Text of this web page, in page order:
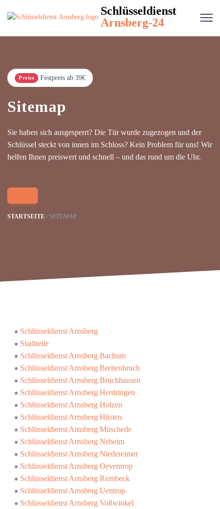
Schlüsseldienst
Arnsberg-24
Preise Festpreis ab 39€
Sitemap
Sie haben sich ausgesperrt? Die Tür wurde zugezogen und der
Schlüssel steckt von innen im Schloss? Kein Problem für uns! Wir
helfen Ihnen preiswert und schnell – und das rund um die Uhr.
STARTSEITE SITEMAP
Schlüsseldienst Arnsberg
Stadtteile
Schlüsseldienst Arnsberg Bachum
Schlüsseldienst Arnsberg Breitenbruch
Schlüsseldienst Arnsberg Bruchhausen
Schlüsseldienst Arnsberg Herdringen
Schlüsseldienst Arnsberg Holzen
Schlüsseldienst Arnsberg Hüsten
Schlüsseldienst Arnsberg Müschede
Schlüsseldienst Arnsberg Neheim
Schlüsseldienst Arnsberg Niedereimer
Schlüsseldienst Arnsberg Oeventrop
Schlüsseldienst Arnsberg Rumbeck
Schlüsseldienst Arnsberg Uentrop
Schlüsseldienst Arnsberg Voßwinkel